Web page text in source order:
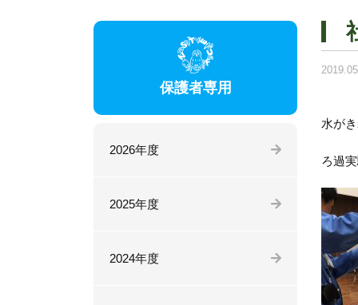
水が
ろ過
保護者専用
2026年度
2025年度
2024年度